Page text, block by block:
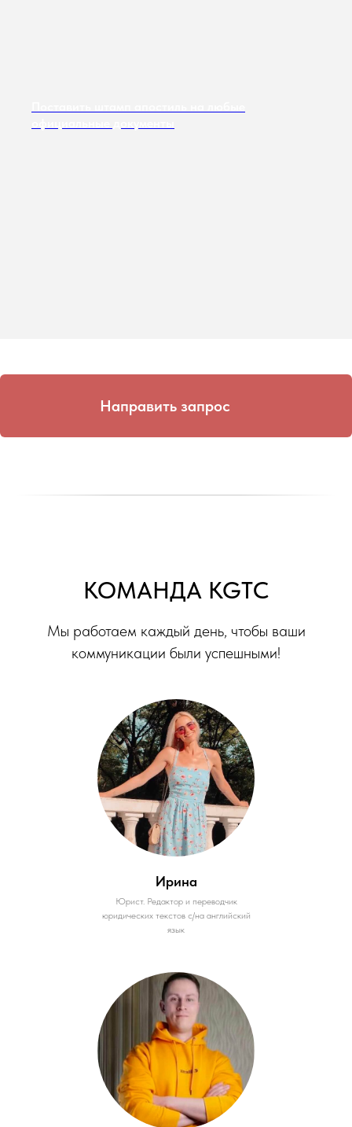
Направить запрос
КОМАНДА KGTC
Мы работаем каждый день, чтобы ваши
коммуникации были успешными!
Ирина
Юрист. Редактор и переводчик
юридических текстов с/на английский
язык